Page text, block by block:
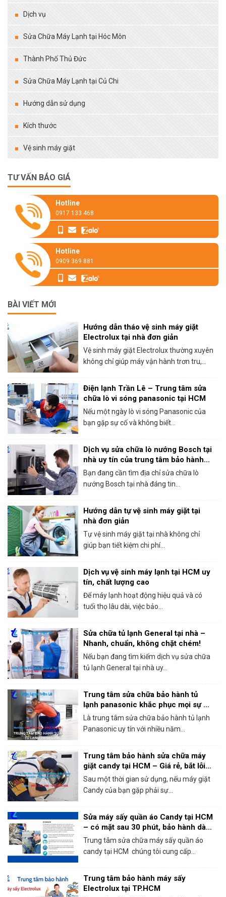
Dịch vụ
Sửa Chữa Máy Lạnh tại Hóc Môn
Thành Phố Thủ Đức
Sửa Chữa Máy Lạnh tại Củ Chi
Hướng dẫn sử dụng
Kích thước
Vệ sinh máy giặt
TƯ VẤN BÁO GIÁ
Hotline
0917 133 468
Hotline
0909 369 881
BÀI VIẾT MỚI
Hướng dẫn tháo vệ sinh máy giặt
Electrolux tại nhà đơn giản
Vệ sinh máy giặt Electrolux thường xuyên
không chỉ giúp máy vận hành trơn tru,...
Điện lạnh Trần Lê – Trung tâm sửa
chữa lò vi sóng panasonic tại HCM
Nếu một ngày lò vi sóng Panasonic của
bạn gặp sự cố và không biết...
Dịch vụ sửa chữa lò nướng Bosch tại
nhà uy tín của trung tâm bảo hành
Bosch tại HCM
Bạn đang cần tìm địa chỉ sửa chữa lò
nướng Bosch tại nhà đáng tin...
Hướng dẫn tự vệ sinh máy giặt tại
nhà đơn giản
Tự vệ sinh máy giặt tại nhà không chỉ
giúp bạn tiết kiệm chi phí...
Dịch vụ vệ sinh máy lạnh tại HCM uy
tín, chất lượng cao
Để máy lạnh hoạt động hiệu quả và có
tuổi thọ lâu dài, việc bảo...
Sửa chữa tủ lạnh General tại nhà –
Nhanh, chuẩn, không chặt chém!
Nếu bạn đang tìm kiếm dịch vụ sửa chữa
tủ lạnh General tại nhà uy...
Trung tâm sửa chữa bảo hành tủ
lạnh panasonic khắc phục mọi sự cố
trong 1 lần gọi
Là trung tâm sửa chữa bảo hành tủ lạnh
Panasonic uy tín với nhiều năm...
Trung tâm bảo hành sửa chữa máy
giặt candy tại HCM – Giá rẻ, bắt lỗi
chính xác 100%
Sau một thời gian sử dụng, nếu máy giặt
Candy của bạn gặp phải sự...
Sửa máy sấy quần áo Candy tại HCM
– có mặt sau 30 phút, bảo hành dài
hạn!
Trung tâm sửa chữa máy sấy quần áo
candy tại HCM chúng tôi cung cấp...
Trung tâm bảo hành máy sấy
Electrolux tại TP.HCM